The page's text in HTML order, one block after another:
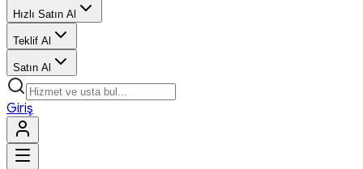
Hızlı Satın Al
Teklif Al
Satın Al
Giriş